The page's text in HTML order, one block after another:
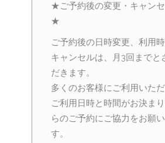
★ご予約後の変更・キャン
★
ご予約後の日時変更、利用時
キャンセルは、月3回までと
だきます。
多くのお客様にご利用いただ
ご利用日時と時間がお決ま
らのご予約にご協力をお願
す。